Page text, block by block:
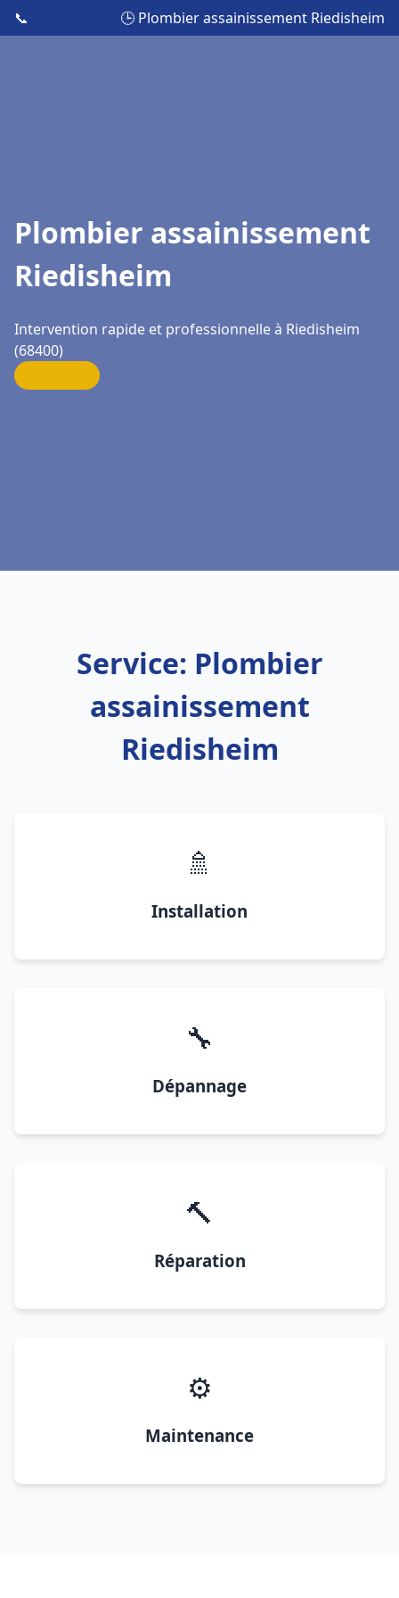
📞 🕒 Plombier assainissement Riedisheim
Plombier assainissement
Riedisheim
Intervention rapide et professionnelle à Riedisheim
(68400)
Service: Plombier
assainissement
Riedisheim
🚿
Installation
🔧
Dépannage
🔨
Réparation
⚙️
Maintenance